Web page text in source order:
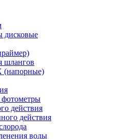
дисковые
шлангов
фотометры
действия
действия
воды